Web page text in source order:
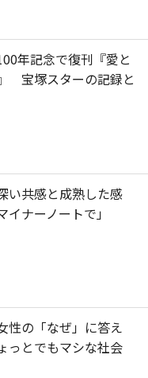
年記念で復刊『愛と
宝塚スターの記録と
い共感と成熟した感
ナーノートで」
性の「なぜ」に答え
とでもマシな社会